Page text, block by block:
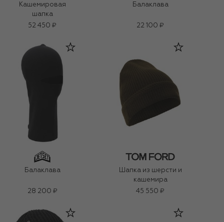
Кашемировая
шапка
52 450 ₽
Балаклава
22 100 ₽
Балаклава
28 200 ₽
Шапка из шерсти и
кашемира
45 550 ₽